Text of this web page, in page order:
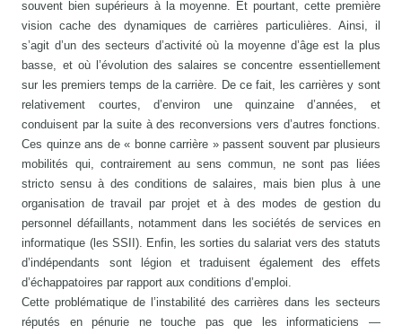
souvent bien supérieurs à la moyenne. Et pourtant, cette première
vision cache des dynamiques de carrières particulières. Ainsi, il
s’agit d’un des secteurs d’activité où la moyenne d’âge est la plus
basse, et où l’évolution des salaires se concentre essentiellement
sur les premiers temps de la carrière. De ce fait, les carrières y sont
relativement courtes, d’environ une quinzaine d’années, et
conduisent par la suite à des reconversions vers d’autres fonctions.
Ces quinze ans de « bonne carrière » passent souvent par plusieurs
mobilités qui, contrairement au sens commun, ne sont pas liées
stricto sensu à des conditions de salaires, mais bien plus à une
organisation de travail par projet et à des modes de gestion du
personnel défaillants, notamment dans les sociétés de services en
informatique (les SSII). Enfin, les sorties du salariat vers des statuts
d’indépendants sont légion et traduisent également des effets
d’échappatoires par rapport aux conditions d’emploi.
Cette problématique de l’instabilité des carrières dans les secteurs
réputés en pénurie ne touche pas que les informaticiens —